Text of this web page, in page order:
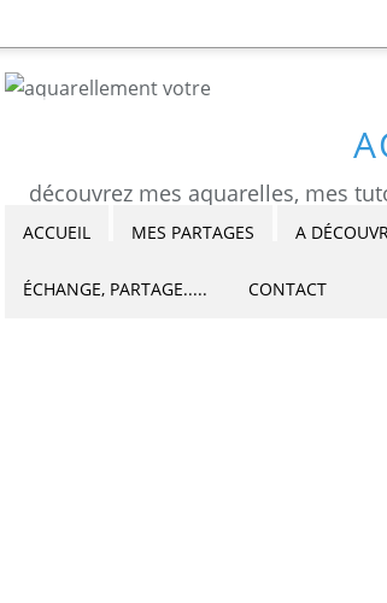
ACCUEIL MES PARTAGES A
ÉCHANGE, PARTAGE..... CONTACT